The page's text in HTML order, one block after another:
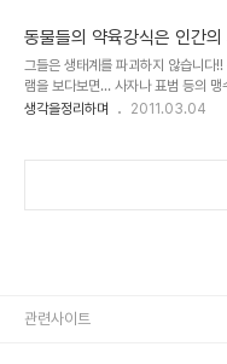
워 그것들을 거부하고 있..
CD를 보니 굿네이버스 이름 옆에는
되어 있습니다. 순간, 근본적으로 나
는 제대로된 방법과 과정이 있을때
네이버스의 이러한 모금은 문제가 있
부터 이야기를 들어보니, 4월 몇일까
동물들의 약육강식은 인간
그들은 생태계를 파괴하지 않습니다
램을 보다보면... 사자나 표범 등의
동물들을 사납고 포악하게 잡아먹는
실을 알게되었습니다. 그들이 맹수로
생각을정리하며 2011.03.04
관련사이트